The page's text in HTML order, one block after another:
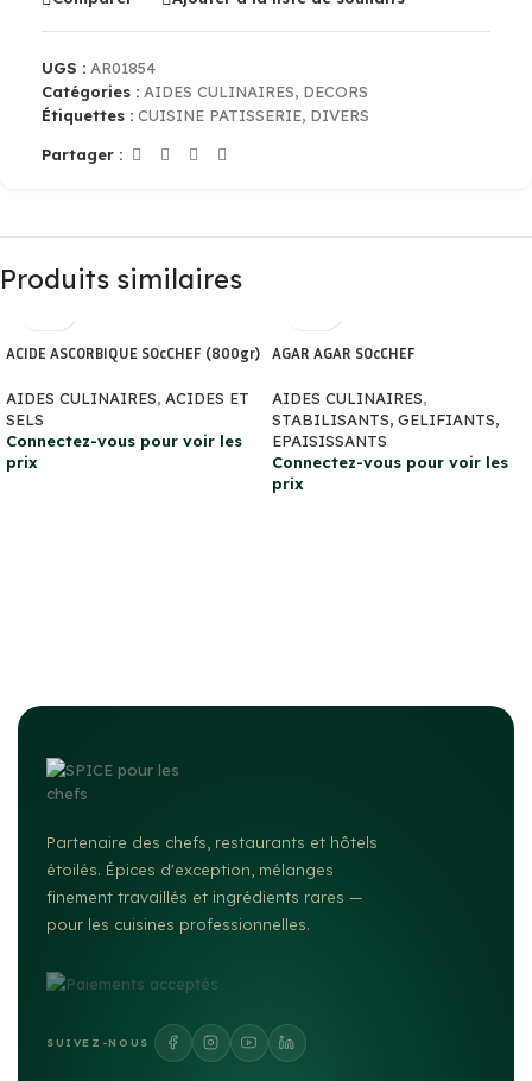
UGS : AR01854
Catégories : AIDES CULINAIRES, DECORS
Étiquettes : CUISINE PATISSERIE, DIVERS
Partager :
Produits similaires
ACIDE ASCORBIQUE SOcCHEF (800gr)
AIDES CULINAIRES, ACIDES ET
SELS
Connectez-vous pour voir les
prix
AGAR AGAR SOcCHEF
AIDES CULINAIRES,
STABILISANTS, GELIFIANTS,
EPAISISSANTS
Connectez-vous pour voir les
prix
Partenaire des chefs, restaurants et hôtels
étoilés. Épices d'exception, mélanges
finement travaillés et ingrédients rares —
pour les cuisines professionnelles.
SUIVEZ-NOUS